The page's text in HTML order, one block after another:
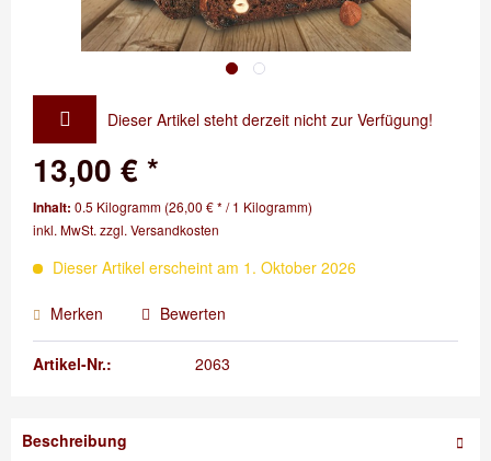
Dieser Artikel steht derzeit nicht zur Verfügung!
13,00 € *
Inhalt: 0.5 Kilogramm (26,00 € * / 1 Kilogramm)
inkl. MwSt. zzgl. Versandkosten
Dieser Artikel erscheint am 1. Oktober 2026
Merken Bewerten
Artikel-Nr.: 2063
Beschreibung